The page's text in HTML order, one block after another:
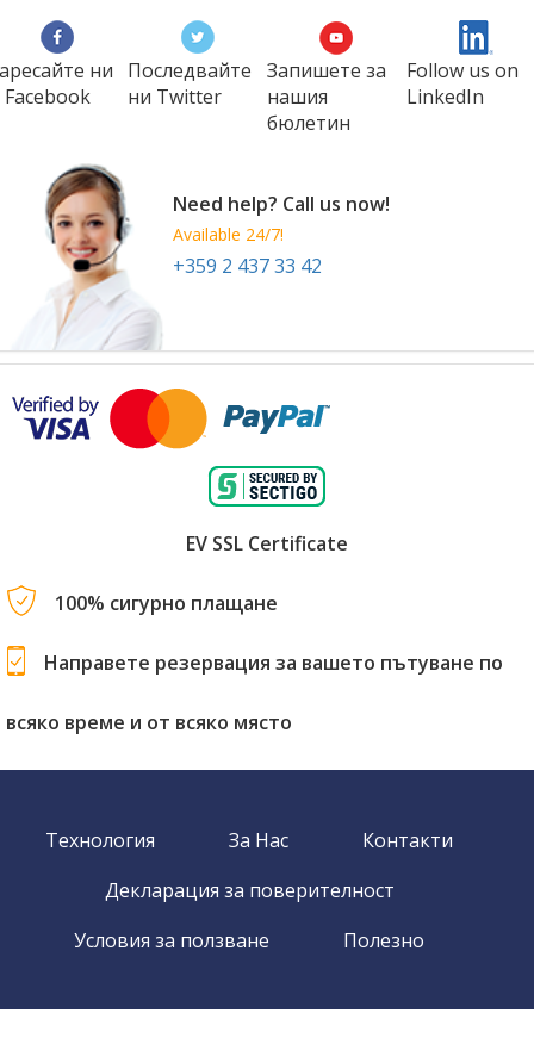
Sre Con Europe Middle East Africa
29 Aug-
Duesseldorf area
Germany
ни
Последвайте
ни Twitter
Запишете за
нашия
бюлетин
Follow us on
LinkedIn
Need help? Call us now!
Available 24/7!
+359 2 437 33 42
EV SSL Certificate
100% сигурно плащане
Направете резервация за вашето пътуване по
всяко време и от всяко място
Технология За Нас
Контакти
Декларация за поверителност
Условия за ползване
Полезно